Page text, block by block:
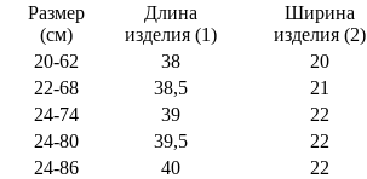
Размер
(см)
Длина
изделия (1)
Ширина
изделия (2)
20-62
38 20
22-68
38,5 21
24-74
39 22
24-80
39,5 22
24-86
40 22